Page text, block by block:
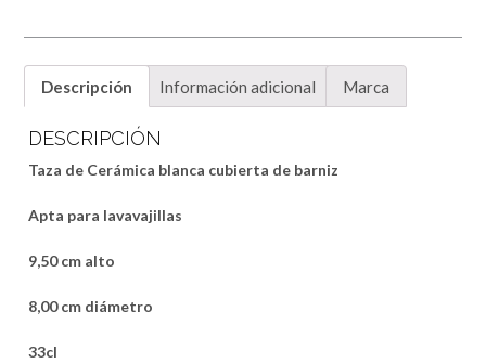
Descripción Información adicional Marca
DESCRIPCIÓN
Taza de Cerámica blanca cubierta de barniz
Apta para lavavajillas
9,50 cm alto
8,00 cm diámetro
33cl